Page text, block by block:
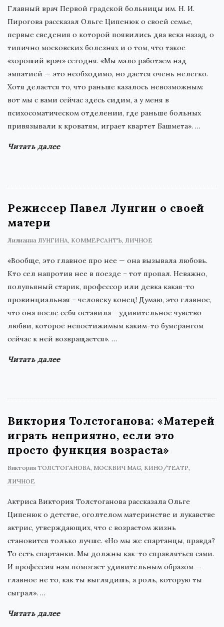
Главный врач Первой градской больницы им. Н. И.
Пирогова рассказал Ольге Ципенюк о своей семье,
первые сведения о которой появились два века назад, о
типично московских болезнях и о том, что такое
«хороший врач» сегодня. «Мы мало работаем над
эмпатией — это необходимо, но дается очень нелегко.
Хотя делается то, что раньше казалось невозможным:
вот мы с вами сейчас здесь сидим, а у меня в
психосоматическом отделении, где раньше больных
привязывали к кроватям, играет квартет Башмета». …
Читать далее
Режиссер Павел Лунгин о своей
матери
Лилианна ЛУНГИНА КОММЕРСАНТЪ ЛИЧНОЕ
«Вообще, это главное про нее — она вызывала любовь.
Кто сел напротив нее в поезде – тот пропал. Неважно,
полупьяный старик, профессор или девка какая-то
провинциальная – человеку конец! Думаю, это главное,
что она после себя оставила – удивительное чувство
любви, которое непостижимым каким-то бумерангом
сейчас к ней возвращается». …
Читать далее
Виктория Толстоганова: «Матерей
играть неприятно, если это
просто функция возраста»
Виктория ТОЛСТОГАНОВА МОСКВИЧ MAG КИНО/ТЕАТР
ЛИЧНОЕ
Актриса Виктория Толстоганова рассказала Ольге
Ципенюк о детстве, оголтелом материнстве и лукавстве
актрис, утверждающих, что с возрастом жизнь
становится только лучше. «Но мы же спартанцы, правда?
То есть спартанки. Мы должны как-то справляться сами.
И профессия нам помогает удивительным образом —
главное не то, как ты выглядишь, а роль, которую ты
сыграл». …
Читать далее